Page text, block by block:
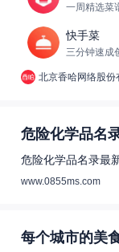
一周精选菜
快手菜
三分钟速成
北京香哈网络股份
危险化学品名
危险化学品名录最
www.0855ms.com
每个城市的美